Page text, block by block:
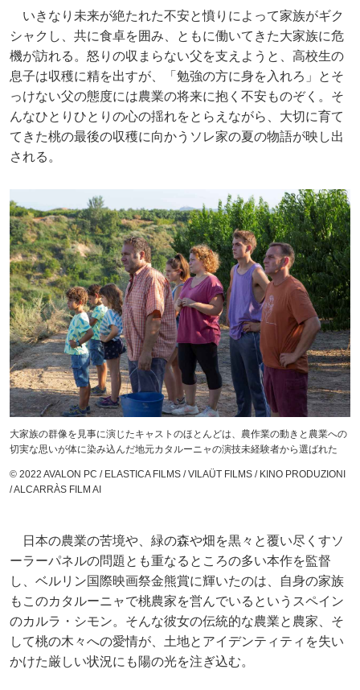
いきなり未来が絶たれた不安と憤りによって家族がギク
シャクし、共に食卓を囲み、ともに働いてきた大家族に危
機が訪れる。怒りの収まらない父を支えようと、高校生の
息子は収穫に精を出すが、「勉強の方に身を入れろ」とそ
っけない父の態度には農業の将来に抱く不安ものぞく。そ
んなひとりひとりの心の揺れをとらえながら、大切に育て
てきた桃の最後の収穫に向かうソレ家の夏の物語が映し出
される。
大家族の群像を見事に演じたキャストのほとんどは、農作業の動きと農業への
切実な思いが体に染み込んだ地元カタルーニャの演技未経験者から選ばれた
© 2022 AVALON PC / ELASTICA FILMS / VILAÜT FILMS / KINO PRODUZIONI
/ ALCARRÀS FILM AI
日本の農業の苦境や、緑の森や畑を黒々と覆い尽くすソ
ーラーパネルの問題とも重なるところの多い本作を監督
し、ベルリン国際映画祭金熊賞に輝いたのは、自身の家族
もこのカタルーニャで桃農家を営んでいるというスペイン
のカルラ・シモン。そんな彼女の伝統的な農業と農家、そ
して桃の木々への愛情が、土地とアイデンティティを失い
かけた厳しい状況にも陽の光を注ぎ込む。